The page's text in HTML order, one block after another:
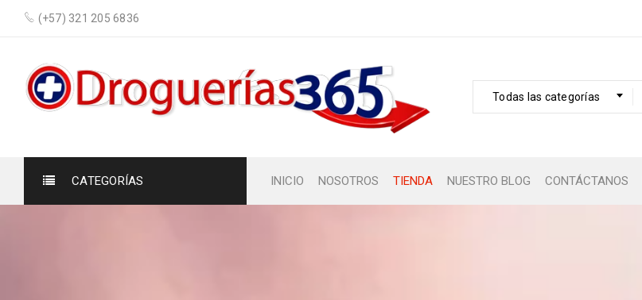
(+57) 321 205 6836
Todas las categorías
CATEGORÍAS INICIO NOSOTROS TIENDA NUESTRO BLOG CONTÁCTANOS